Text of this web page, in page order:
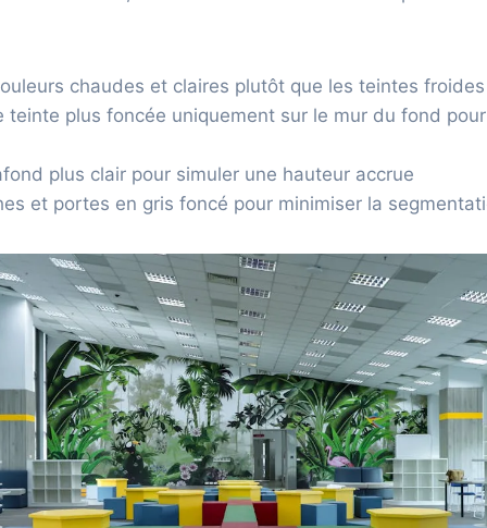
chaudes et claires plutôt que les teintes
teinte plus foncée uniquement sur le mur du fond
plus clair pour simuler une hauteur accrue
et portes en gris foncé pour minimiser la